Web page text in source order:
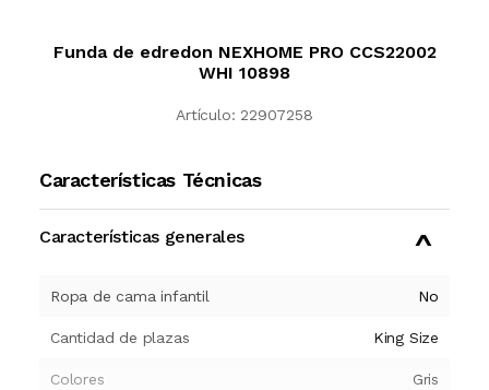
Funda de edredon NEXHOME PRO CCS22002
WHI 10898
Artículo: 22907258
Características Técnicas
Características generales
Ropa de cama infantil No
Cantidad de plazas King Size
Colores Gris